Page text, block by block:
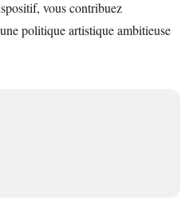
vous contribuez
politique artistique ambitieuse